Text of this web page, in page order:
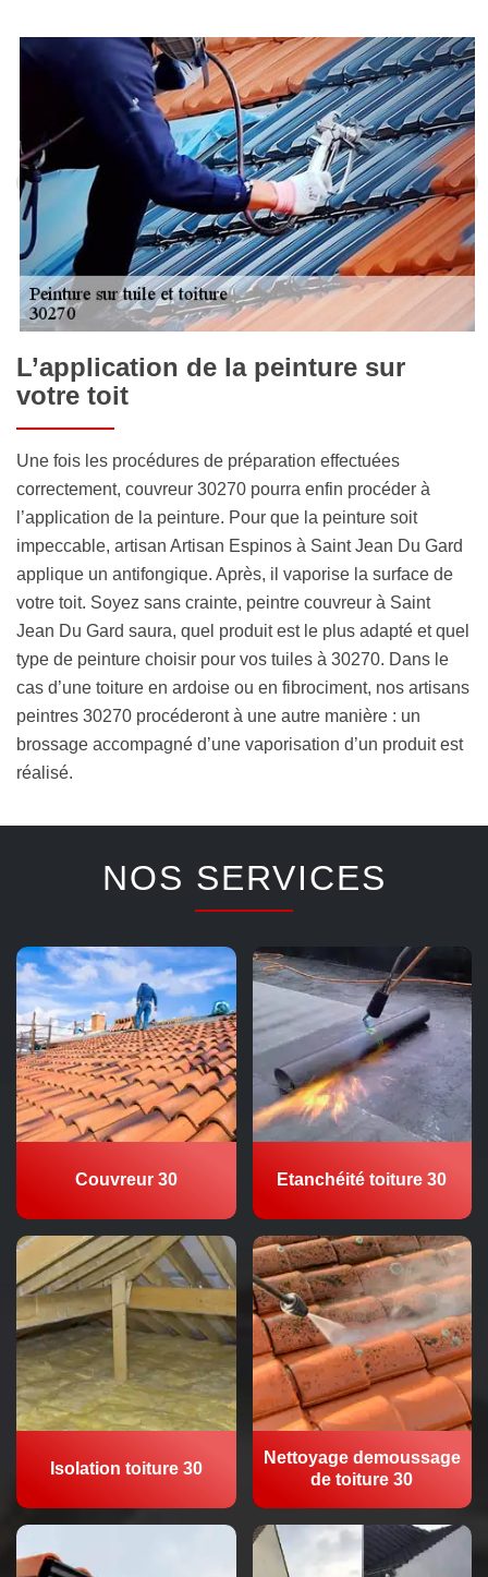
L’application de la peinture sur
votre toit
Une fois les procédures de préparation effectuées
correctement, couvreur 30270 pourra enfin procéder à
l’application de la peinture. Pour que la peinture soit
impeccable, artisan Artisan Espinos à Saint Jean Du Gard
applique un antifongique. Après, il vaporise la surface de
votre toit. Soyez sans crainte, peintre couvreur à Saint
Jean Du Gard saura, quel produit est le plus adapté et quel
type de peinture choisir pour vos tuiles à 30270. Dans le
cas d’une toiture en ardoise ou en fibrociment, nos artisans
peintres 30270 procéderont à une autre manière : un
brossage accompagné d’une vaporisation d’un produit est
réalisé.
NOS SERVICES
Couvreur 30 Etanchéité toiture 30
Isolation toiture 30
Nettoyage demoussage
de toiture 30